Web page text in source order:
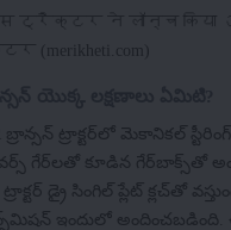
ट्रैक्टर ने लॉन्च
(merikheti.com)
బ్రాన్సన్ ట్రాక్టర్‌లో మెకానికల్
రివర్స్ గేర్‌లతో కూడిన గేర్‌బాక్స్‌తో
డ్రై సింగిల్ ప్లేట్ క్లచ్‌తో
ఇందులో అందించబడింది. ఈ